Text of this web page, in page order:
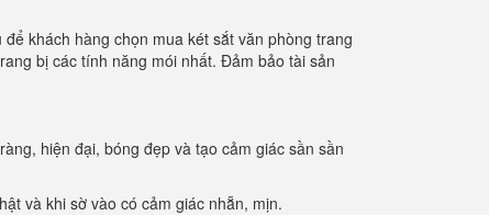
khách hàng chọn mua két sắt văn phòng trang
bị các tính năng mói nhất. Đảm bảo tài sản
hiện đại, bóng đẹp và tạo cảm giác sần sần
và khi sờ vào có cảm giác nhẵn, mịn.